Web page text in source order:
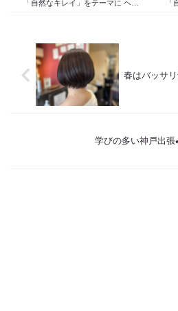
「自然なキレイ」をテーマに ヘア
より スタートしたこのブログ
日々の事や...
「
春はバッサ
学びの多い神戸出張